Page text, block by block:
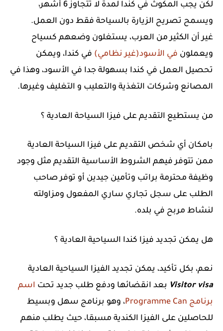
لكن يجب المكوث في كندا لمدة لا تتجاوز 6 أشهر،
ويسمح تصريح الزيارة بالسياحة فقط دون العمل.
غير أن الكثير من العرب، يستغلون وضعهم كسياح
ويعملون في الأسود(غير نظامي) في كندا، ويمكن
تحصيل العمل في كندا بسهولة جدا في الأسود، وهذا في
المصانع وشركات التغذية والتعليب و التغليف وغيرها.
من يستطيع التقديم على فيزا السياحة العادية ؟
بامكان أي شخص التقديم على فيزا السياحة العادية
ممن تتوفر فيهم الشروط الأساسية التقديم مثل وجود
وظيفة محترمة براتب وتأمين جيدين أو توفر صاحب
الطلب على سجل تجاري ساري المفعول ومزاولته
لنشاط مربح في بلده.
هل يمكن تجديد فيزا كندا السياحية العادية ؟
نعم، بكل تأكيد، يمكن تجديد الفيزا السياحية العادية
Visitor visa بعد انقضائها ودفع طلب جديد تحت اسم
برنامج Programme Can
، وهو برنامج سهل وبسيط
للحاصلين على الفيزا الكندية مسبقا، حيث يطلب منهم